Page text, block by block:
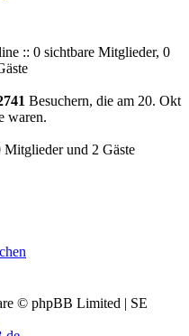
:: 0 sichtbare Mitglieder, 0
Besuchern, die am 20. Okt
waren.
und 2 Gäste
© phpBB Limited | SE